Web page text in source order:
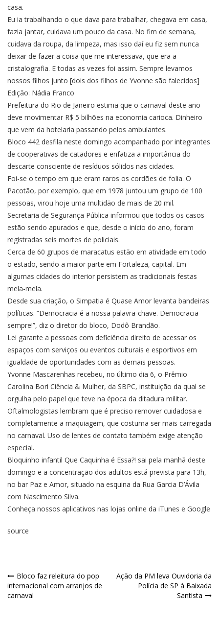
casa.
Eu ia trabalhando o que dava para trabalhar, chegava em casa,
fazia jantar, cuidava um pouco da casa. No fim de semana,
cuidava da roupa, da limpeza, mas isso daí eu fiz sem nunca
deixar de fazer a coisa que me interessava, que era a
cristalografia. E todas as vezes foi assim. Sempre levamos
nossos filhos junto [dois dos filhos de Yvonne são falecidos]
Edição: Nádia Franco
Prefeitura do Rio de Janeiro estima que o carnaval deste ano
deve movimentar R$ 5 bilhões na economia carioca. Dinheiro
que vem da hotelaria passando pelos ambulantes.
Bloco 442 desfila neste domingo acompanhado por integrantes
de cooperativas de catadores e enfatiza a importância do
descarte consciente de resíduos sólidos nas cidades.
Foi-se o tempo em que eram raros os cordões de folia. O
Pacotão, por exemplo, que em 1978 juntou um grupo de 100
pessoas, virou hoje uma multidão de mais de 20 mil.
Secretaria de Segurança Pública informou que todos os casos
estão sendo apurados e que, desde o início do ano, foram
registradas seis mortes de policiais.
Cerca de 60 grupos de maracatus estão em atividade em todo
o estado, sendo a maior parte em Fortaleza, capital. Em
algumas cidades do interior persistem as tradicionais festas
mela-mela.
Desde sua criação, o Simpatia é Quase Amor levanta bandeiras
políticas. “Democracia é a nossa palavra-chave. Democracia
sempre!”, diz o diretor do bloco, Dodô Brandão.
Lei garante a pessoas com deficiência direito de acessar os
espaços com serviços ou eventos culturais e esportivos em
igualdade de oportunidades com as demais pessoas.
Yvonne Mascarenhas recebeu, no último dia 6, o Prêmio
Carolina Bori Ciência & Mulher, da SBPC, instituição da qual se
orgulha pelo papel que teve na época da ditadura militar.
Oftalmologistas lembram que é preciso remover cuidadosa e
completamente a maquiagem, que costuma ser mais carregada
no carnaval. Uso de lentes de contato também exige atenção
especial.
Bloquinho infantil Que Caquinha é Essa?! sai pela manhã deste
domingo e a concentração dos adultos está prevista para 13h,
no bar Paz e Amor, situado na esquina da Rua Garcia D’Ávila
com Nascimento Silva.
Conheça nossos aplicativos nas lojas online da iTunes e Google
source
Bloco faz releitura do pop
internacional com arranjos de
carnaval
Ação da PM leva Ouvidoria da
Polícia de SP à Baixada
Santista